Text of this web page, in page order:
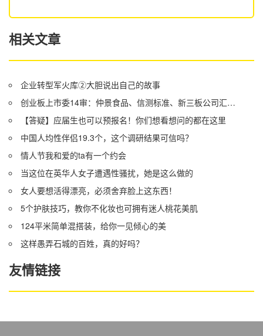
相关文章
企业转型军火库②大胆说出自己的故事
创业板上市委14审：仲景食品、信测标准、新三板公司汇创达上会
【答疑】应届生也可以预报名！你们想看想问的都在这里
中国人均性伴侣19.3个，这个调研结果可信吗？
情人节我和爱的ta有一个约会
当这位在英华人女子遭遇性骚扰，她是这么做的
女人要想活得漂亮，必须舍弃脸上这东西！
5个护肤技巧，教你不化妆也可拥有迷人桃花美肌
124平米简单混搭装，给你一见倾心的美
这样愚弄石城的百姓，真的好吗？
友情链接